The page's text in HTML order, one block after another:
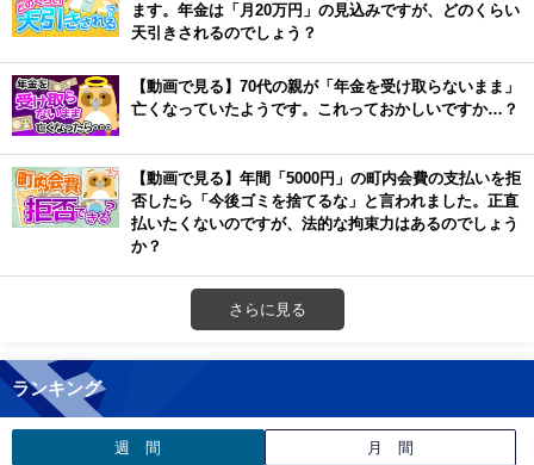
ます。年金は「月20万円」の見込みですが、どのくらい
天引きされるのでしょう？
【動画で見る】70代の親が「年金を受け取らないまま」
亡くなっていたようです。これっておかしいですか…？
【動画で見る】年間「5000円」の町内会費の支払いを拒
否したら「今後ゴミを捨てるな」と言われました。正直
払いたくないのですが、法的な拘束力はあるのでしょう
か？
さらに見る
ランキング
週 間 月 間